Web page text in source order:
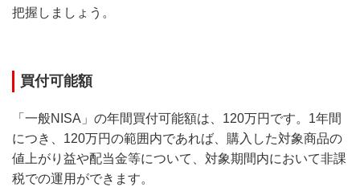
把握しましょう。
買付可能額
「一般NISA」の年間買付可能額は、120万円です。1年間
につき、120万円の範囲内であれば、購入した対象商品の
値上がり益や配当金等について、対象期間内において非課
税での運用ができます。